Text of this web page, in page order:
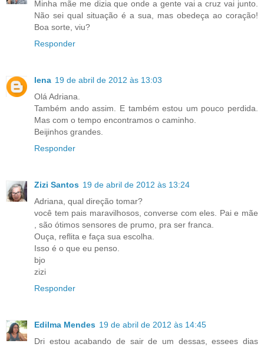
Minha mãe me dizia que onde a gente vai a cruz vai junto.
Não sei qual situação é a sua, mas obedeça ao coração!
Boa sorte, viu?
Responder
lena 19 de abril de 2012 às 13:03
Olá Adriana.
Também ando assim. E também estou um pouco perdida.
Mas com o tempo encontramos o caminho.
Beijinhos grandes.
Responder
Zizi Santos 19 de abril de 2012 às 13:24
Adriana, qual direção tomar?
você tem pais maravilhosos, converse com eles. Pai e mãe
, são ótimos sensores de prumo, pra ser franca.
Ouça, reflita e faça sua escolha.
Isso é o que eu penso.
bjo
zizi
Responder
Edilma Mendes 19 de abril de 2012 às 14:45
Dri estou acabando de sair de um dessas, essees dias